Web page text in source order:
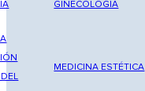
GINECOLOGÍA
MEDICINA ESTÉTICA